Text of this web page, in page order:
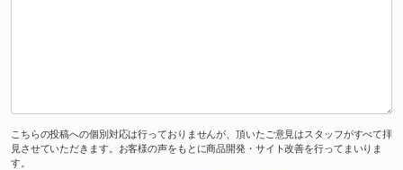
こちらの投稿への個別対応は行っておりませんが、頂いたご意見はスタッフがすべて拝
見させていただきます。お客様の声をもとに商品開発・サイト改善を行ってまいりま
す。